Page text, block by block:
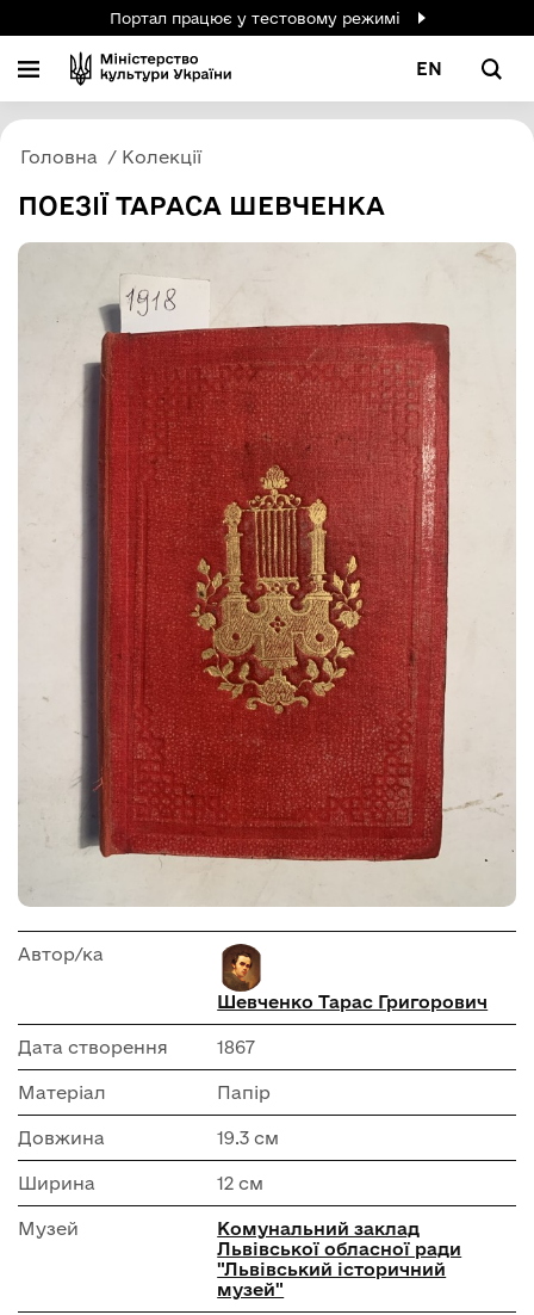
Портал працює у тестовому режимі
EN
Головна Колекції
ПОЕЗІЇ ТАРАСА ШЕВЧЕНКА
Автор/ка
Шевченко Тарас Григорович
Дата створення 1867
Матеріал Папір
Довжина 19.3 см
Ширина 12 см
Музей
Комунальний заклад
Львівської обласної ради
"Львівський історичний
музей"